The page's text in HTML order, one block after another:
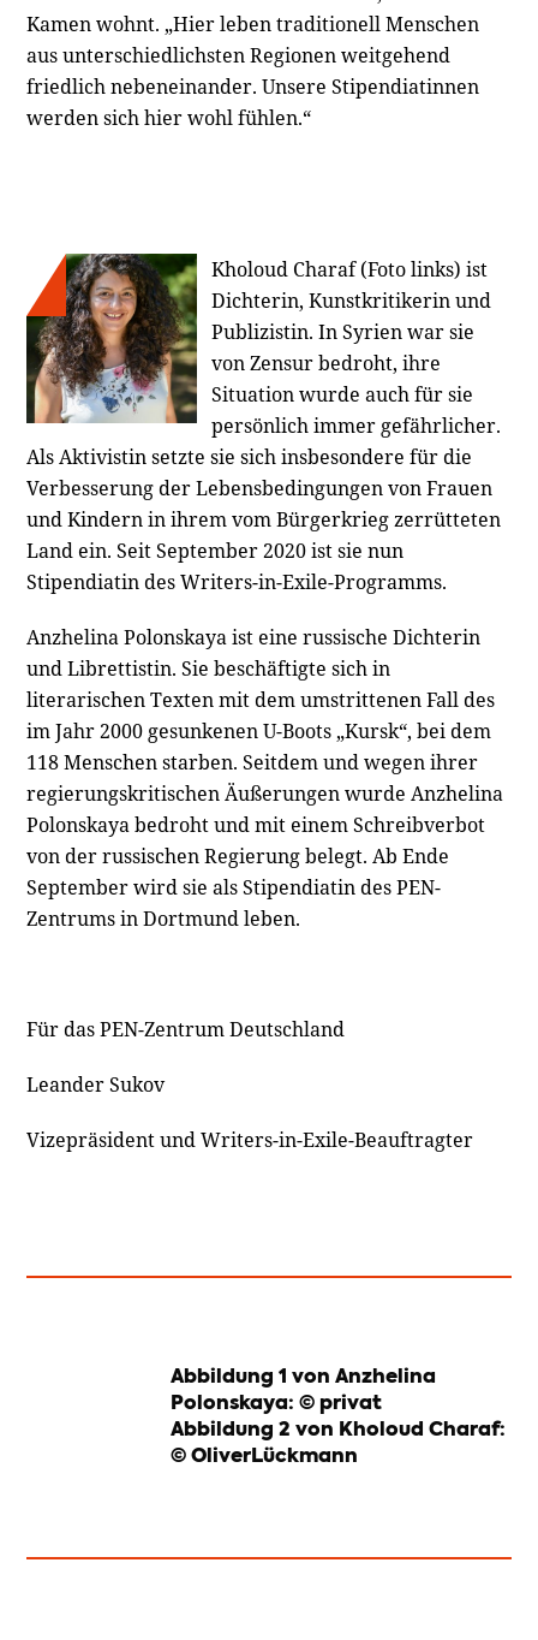
Kamen wohnt. „Hier leben traditionell Menschen
aus unterschiedlichsten Regionen weitgehend
friedlich nebeneinander. Unsere Stipendiatinnen
werden sich hier wohl fühlen.“
Kholoud Charaf (Foto links) ist
Dichterin, Kunstkritikerin und
Publizistin. In Syrien war sie
von Zensur bedroht, ihre
Situation wurde auch für sie
persönlich immer gefährlicher.
Als Aktivistin setzte sie sich insbesondere für die
Verbesserung der Lebensbedingungen von Frauen
und Kindern in ihrem vom Bürgerkrieg zerrütteten
Land ein. Seit September 2020 ist sie nun
Stipendiatin des Writers-in-Exile-Programms.
Anzhelina Polonskaya ist eine russische Dichterin
und Librettistin. Sie beschäftigte sich in
literarischen Texten mit dem umstrittenen Fall des
im Jahr 2000 gesunkenen U-Boots „Kursk“, bei dem
118 Menschen starben. Seitdem und wegen ihrer
regierungskritischen Äußerungen wurde Anzhelina
Polonskaya bedroht und mit einem Schreibverbot
von der russischen Regierung belegt. Ab Ende
September wird sie als Stipendiatin des PEN-
Zentrums in Dortmund leben.
Für das PEN-Zentrum Deutschland
Leander Sukov
Vizepräsident und Writers-in-Exile-Beauftragter
Abbildung 1 von Anzhelina
Polonskaya: © privat
Abbildung 2 von Kholoud Charaf:
© OliverLückmann